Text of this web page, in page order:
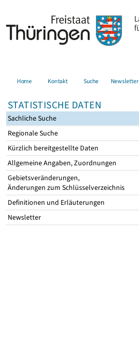
Home Kontakt Suche Newsletter
STATISTISCHE DATEN
Sachliche Suche
Regionale Suche
Kürzlich bereitgestellte Daten
Allgemeine Angaben, Zuordnungen
Gebietsveränderungen,
Änderungen zum Schlüsselverzeichnis
Definitionen und Erläuterungen
Newsletter